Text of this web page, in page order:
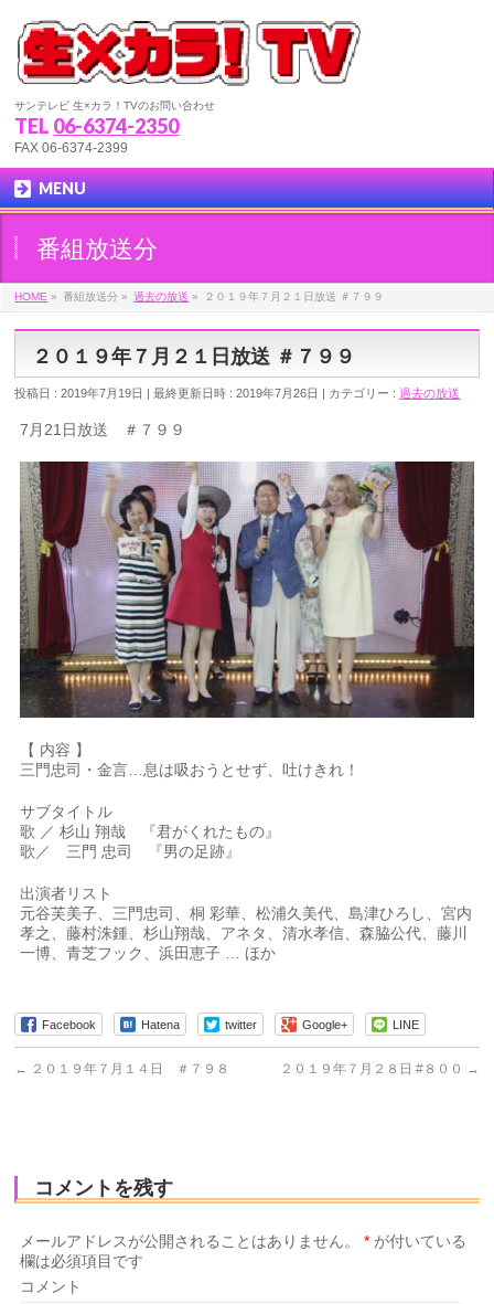
サンテレビ 生×カラ！TVのお問い合わせ
TEL 06-6374-2350
FAX 06-6374-2399
MENU
番組放送分
HOME » 番組放送分 » 過去の放送 » ２０１９年７月２１日放送 ＃７９９
２０１９年７月２１日放送 ＃７９９
投稿日 : 2019年7月19日 最終更新日時 : 2019年7月26日 カテゴリー :過去の放送
7月21日放送 ＃７９９
【 内容 】
三門忠司・金言…息は吸おうとせず、吐けきれ！
サブタイトル
歌 ／ 杉山 翔哉 『君がくれたもの』
歌／ 三門 忠司 『男の足跡』
出演者リスト
元谷芙美子、三門忠司、桐 彩華、松浦久美代、島津ひろし、宮内
孝之、藤村洙鍾、杉山翔哉、アネタ、清水孝信、森脇公代、藤川
一博、青芝フック、浜田恵子 … ほか
Facebook Hatena twitter Google+ LINE
← ２０１９年７月１４日 ＃７９８ ２０１９年７月２８日 #８００ →
コメントを残す
メールアドレスが公開されることはありません。 * が付いている
欄は必須項目です
コメント